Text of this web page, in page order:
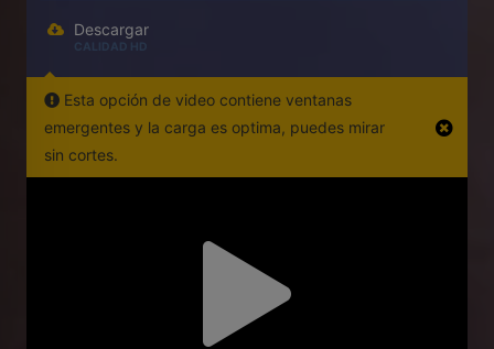
Descargar
CALIDAD HD
Esta opción de video contiene ventanas
emergentes y la carga es optima, puedes mirar
sin cortes.